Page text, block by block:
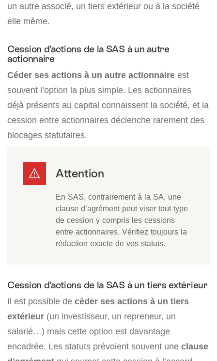
un autre associé, un tiers extérieur ou à la société
elle même.
Cession d’actions de la SAS à un autre
actionnaire
Céder ses actions à un autre actionnaire est
souvent l’option la plus simple. Les actionnaires
déjà présents au capital connaissent la société, et la
cession entre actionnaires déclenche rarement des
blocages statutaires.
En SAS, contrairement à la SA, une
clause d’agrément peut viser tout type
de cession y compris les cessions
entre actionnaires. Vérifiez toujours la
rédaction exacte de vos statuts.
Cession d’actions de la SAS à un tiers extérieur
Il est possible de céder ses actions à un tiers
extérieur (un investisseur, un repreneur, un
salarié…) mais cette option est davantage
encadrée. Les statuts prévoient souvent une clause